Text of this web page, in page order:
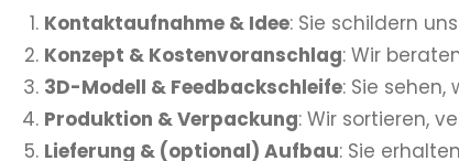
Kontaktaufnahme & Idee: Sie schildern
Konzept & Kostenvoranschlag: Wir
3D-Modell & Feedbackschleife: Sie
Produktion & Verpackung: Wir sortieren,
Lieferung & (optional) Aufbau: Sie